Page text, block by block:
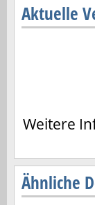
Aktuelle
Weitere
Ähnliche